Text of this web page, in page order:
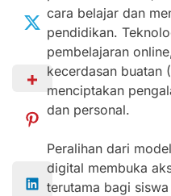
cara belajar dan
pendidikan.
pembelajaran
kecerdasan buatan
menciptakan
dan personal.
Peralihan dari
digital membuka
terutama bagi